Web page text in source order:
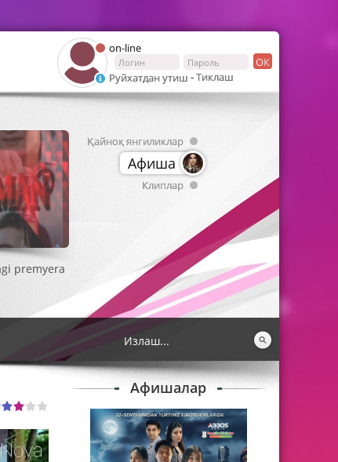
on-line
ОК
Руйхатдан утиш -Тиклаш
Қайноқ янгиликлар
Афиша
Клиплар
Афишалар